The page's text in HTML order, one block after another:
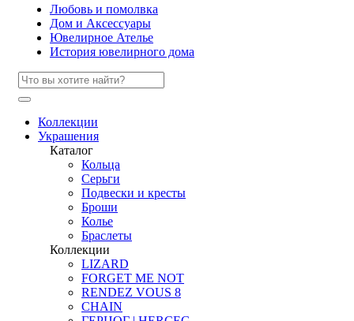
Любовь и помолвка
Дом и Аксессуары
Ювелирное Ателье
История ювелирного дома
Коллекции
Украшения
Каталог
Кольца
Серьги
Подвески и кресты
Броши
Колье
Браслеты
Коллекции
LIZARD
FORGET ME NOT
RENDEZ VOUS 8
CHAIN